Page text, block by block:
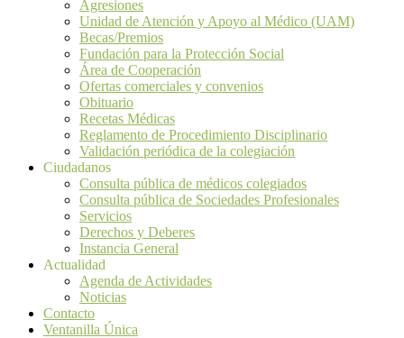
Agresiones
Unidad de Atención y Apoyo al Médico (UAM)
Becas/Premios
Fundación para la Protección Social
Área de Cooperación
Ofertas comerciales y convenios
Obituario
Recetas Médicas
Reglamento de Procedimiento Disciplinario
Validación periódica de la colegiación
Ciudadanos
Consulta pública de médicos colegiados
Consulta pública de Sociedades Profesionales
Servicios
Derechos y Deberes
Instancia General
Actualidad
Agenda de Actividades
Noticias
Contacto
Ventanilla Única